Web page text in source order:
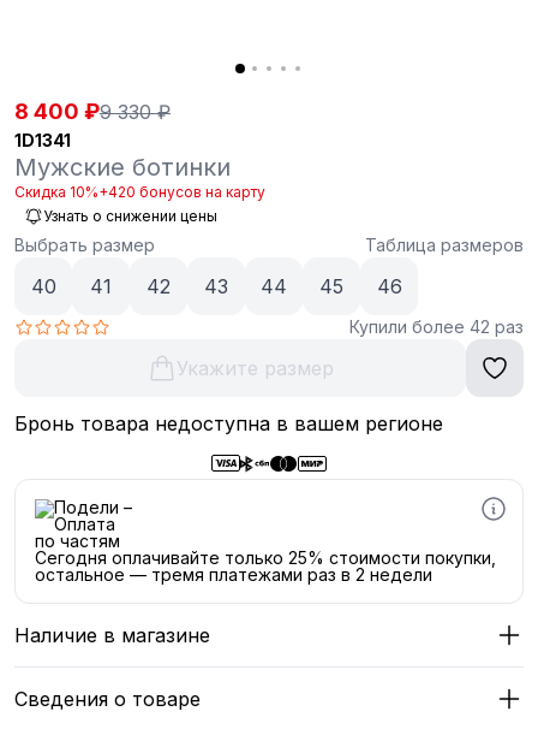
8 400 ₽9 330 ₽
1D1341
Мужские ботинки
Скидка 10%+420 бонусов на карту
Узнать о снижении цены
Выбрать размер Таблица размеров
40 41 42 43 44 45 46
Купили более 42 раз
Укажите размер
Бронь товара недоступна в вашем регионе
Сегодня оплачивайте только 25% стоимости покупки,
остальное — тремя платежами раз в 2 недели
Наличие в магазине
Сведения о товаре